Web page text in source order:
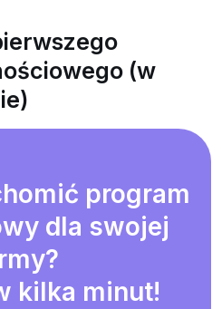
(w
program
dla swojej
kilka minut!